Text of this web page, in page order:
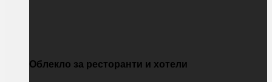
Облекло за ресторанти и хотели